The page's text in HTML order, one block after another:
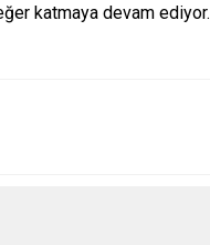
katmaya devam ediyor.